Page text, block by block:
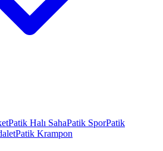
Patik Halı SahaPatik SporPatik
Patik Krampon